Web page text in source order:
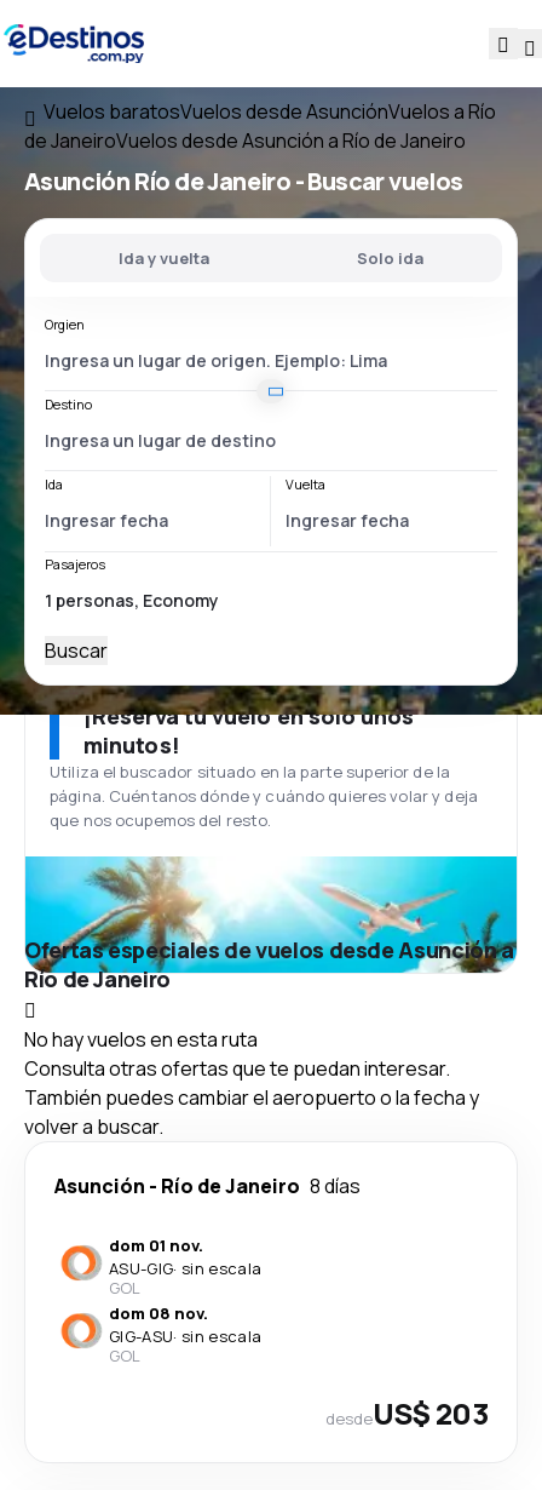
Vuelos baratosVuelos desde AsunciónVuelos a Río
de JaneiroVuelos desde Asunción a Río de Janeiro
Asunción Río de Janeiro- Buscar vuelos
Ida y vuelta Solo ida
Orgien
Destino
Ida Vuelta
Pasajeros
Buscar
¡Reserva tu vuelo en solo unos
minutos!
Utiliza el buscador situado en la parte superior de la
página. Cuéntanos dónde y cuándo quieres volar y deja
que nos ocupemos del resto.
Ofertas especiales de vuelos desde Asunción a
Río de Janeiro
No hay vuelos en esta ruta
Consulta otras ofertas que te puedan interesar.
También puedes cambiar el aeropuerto o la fecha y
volver a buscar.
Asunción - Río de Janeiro 8 días
dom 01 nov.
ASU-GIG· sin escala
GOL
dom 08 nov.
GIG-ASU· sin escala
GOL
desdeUS$ 203